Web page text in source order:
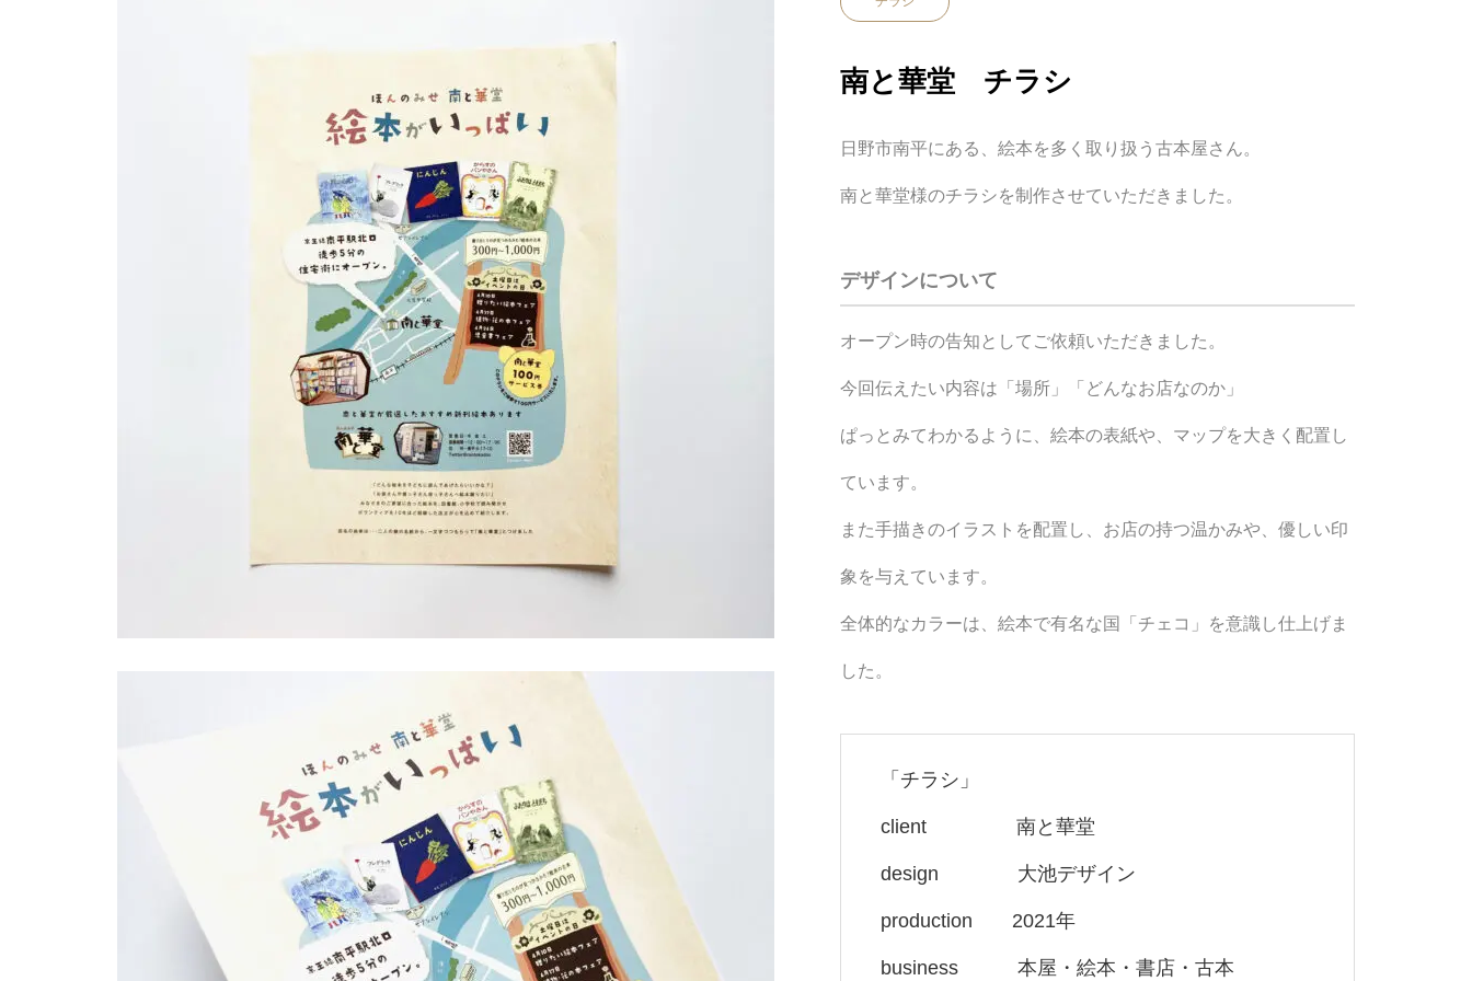
南と華堂 チラシ
日野市南平にある、絵本を多く取り扱う古本屋さん。
南と華堂様のチラシを制作させていただきました。
デザインについて
オープン時の告知としてご依頼いただきました。
今回伝えたい内容は「場所」「どんなお店なのか」
ぱっとみてわかるように、絵本の表紙や、マップを大きく配置し
ています。
また手描きのイラストを配置し、お店の持つ温かみや、優しい印
象を与えています。
全体的なカラーは、 絵本で有名な国「チェコ」を意識し仕上げま
した。
「 チラシ」
client 南と華堂
design 大池デザイン
production 2021年
business 本屋・絵本・書店・古本